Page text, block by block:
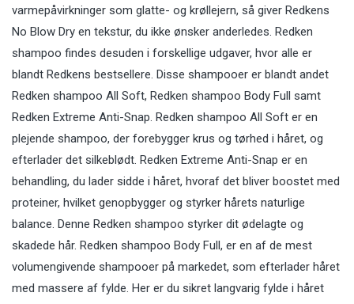
varmepåvirkninger som glatte- og krøllejern, så giver Redkens
No Blow Dry en tekstur, du ikke ønsker anderledes. Redken
shampoo findes desuden i forskellige udgaver, hvor alle er
blandt Redkens bestsellere. Disse shampooer er blandt andet
Redken shampoo All Soft, Redken shampoo Body Full samt
Redken Extreme Anti-Snap. Redken shampoo All Soft er en
plejende shampoo, der forebygger krus og tørhed i håret, og
efterlader det silkeblødt. Redken Extreme Anti-Snap er en
behandling, du lader sidde i håret, hvoraf det bliver boostet med
proteiner, hvilket genopbygger og styrker hårets naturlige
balance. Denne Redken shampoo styrker dit ødelagte og
skadede hår. Redken shampoo Body Full, er en af de mest
volumengivende shampooer på markedet, som efterlader håret
med massere af fylde. Her er du sikret langvarig fylde i håret